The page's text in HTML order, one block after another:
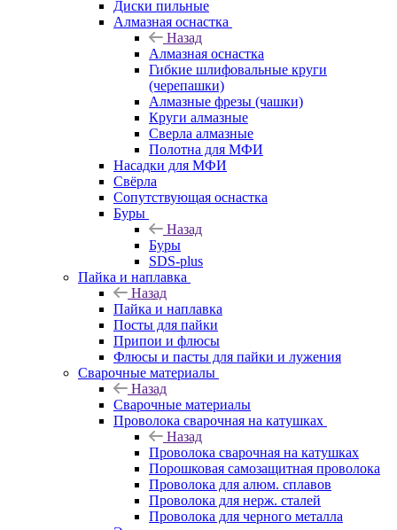
Диски пильные
Алмазная оснастка
Назад
Алмазная оснастка
Гибкие шлифовальные круги
(черепашки)
Алмазные фрезы (чашки)
Круги алмазные
Сверла алмазные
Полотна для МФИ
Насадки для МФИ
Свёрла
Сопутствующая оснастка
Буры
Назад
Буры
SDS-plus
Пайка и наплавка
Назад
Пайка и наплавка
Посты для пайки
Припои и флюсы
Флюсы и пасты для пайки и лужения
Сварочные материалы
Назад
Сварочные материалы
Проволока сварочная на катушках
Назад
Проволока сварочная на катушках
Порошковая самозащитная проволока
Проволока для алюм. сплавов
Проволока для нерж. сталей
Проволока для черного металла